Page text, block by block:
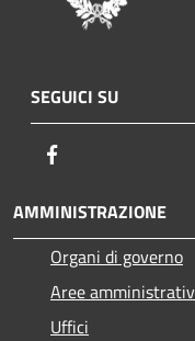
SEGUICI SU
AMMINISTRAZIONE
Organi di governo
Aree
Uffici